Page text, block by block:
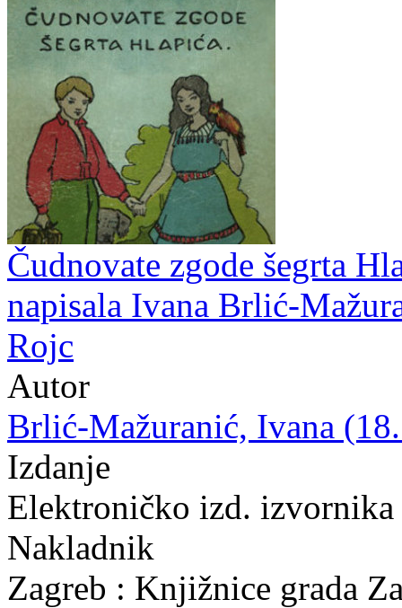
Čudnovate zgode šegrta
napisala Ivana Brlić-
Rojc
Autor
Brlić-Mažuranić, Ivana
Izdanje
Elektroničko izd.
Nakladnik
Zagreb : Knjižnice grada